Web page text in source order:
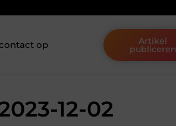
op Artikel
publiceren
12-02